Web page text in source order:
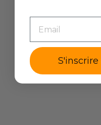
Lot découverte 18
sachets de chips
protéinées
Prix
régulier
39,90 €
réduit